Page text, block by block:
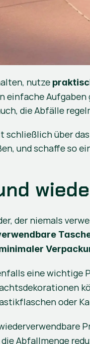
nutze
einfache
die Abfälle
schließlich über
und schaffe so
der niemals
eine
oder